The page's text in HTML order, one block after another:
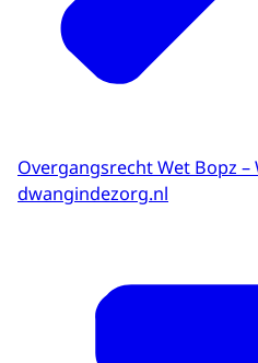
Overgangsrecht Wet Bopz
dwangindezorg.nl